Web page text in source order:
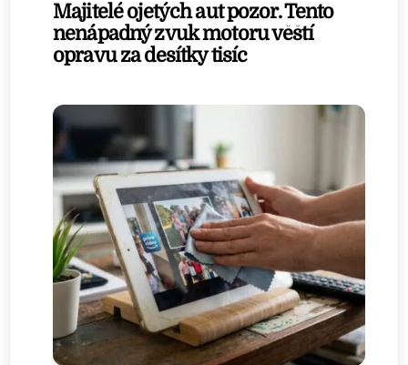
Majitelé ojetých aut pozor. Tento
nenápadný zvuk motoru věští
opravu za desítky tisíc